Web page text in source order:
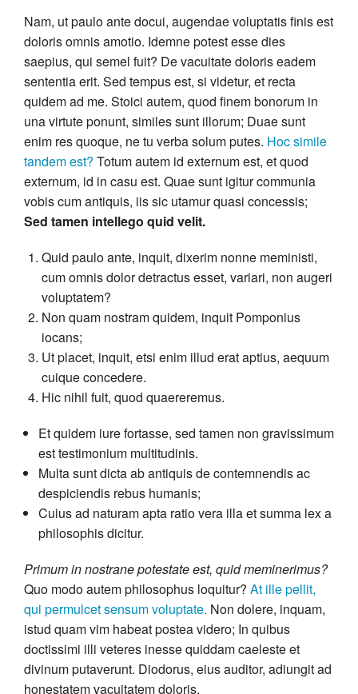
Nam, ut paulo ante docui, augendae voluptatis finis est
doloris omnis amotio. Idemne potest esse dies
saepius, qui semel fuit? De vacuitate doloris eadem
sententia erit. Sed tempus est, si videtur, et recta
quidem ad me. Stoici autem, quod finem bonorum in
una virtute ponunt, similes sunt illorum; Duae sunt
enim res quoque, ne tu verba solum putes. Hoc simile
tandem est? Totum autem id externum est, et quod
externum, id in casu est. Quae sunt igitur communia
vobis cum antiquis, iis sic utamur quasi concessis;
Sed tamen intellego quid velit.
Quid paulo ante, inquit, dixerim nonne meministi,
cum omnis dolor detractus esset, variari, non augeri
voluptatem?
Non quam nostram quidem, inquit Pomponius
iocans;
Ut placet, inquit, etsi enim illud erat aptius, aequum
cuique concedere.
Hic nihil fuit, quod quaereremus.
Et quidem iure fortasse, sed tamen non gravissimum
est testimonium multitudinis.
Multa sunt dicta ab antiquis de contemnendis ac
despiciendis rebus humanis;
Cuius ad naturam apta ratio vera illa et summa lex a
philosophis dicitur.
Primum in nostrane potestate est, quid meminerimus?
Quo modo autem philosophus loquitur? At ille pellit,
qui permulcet sensum voluptate. Non dolere, inquam,
istud quam vim habeat postea videro; In quibus
doctissimi illi veteres inesse quiddam caeleste et
divinum putaverunt. Diodorus, eius auditor, adiungit ad
honestatem vacuitatem doloris.